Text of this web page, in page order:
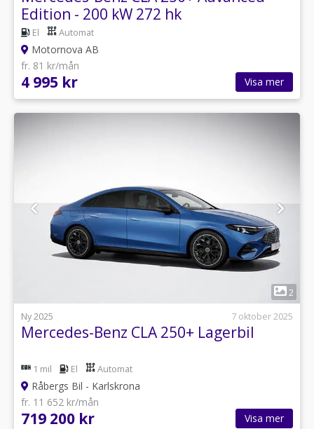
Edition - 200 kW 272 hk
El Automat
Motornova AB
fr. 81 kr/mån
4 995 kr Visa mer
2
Ny 2025
7 oktober 2025
Mercedes-Benz CLA 250+ Lagerbil
1 mil El Automat
Råbergs Bil - Karlskrona
fr. 11 652 kr/mån
719 200 kr Visa mer